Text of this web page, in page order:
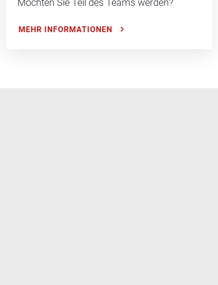
MEHR INFORMATIONEN